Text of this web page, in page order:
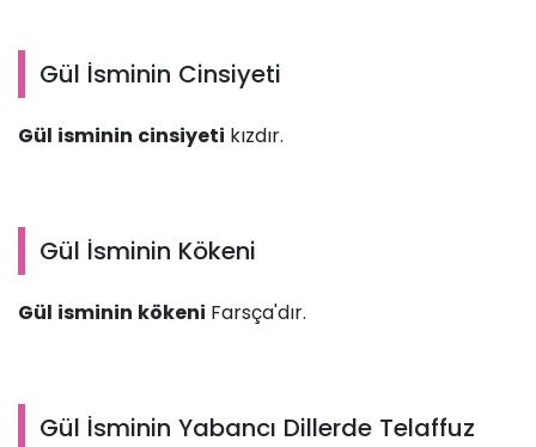
Gül İsminin Cinsiyeti
Gül isminin cinsiyeti kızdır.
Gül İsminin Kökeni
Gül isminin kökeni Farsça'dır.
Gül İsminin Yabancı Dillerde Telaffuz